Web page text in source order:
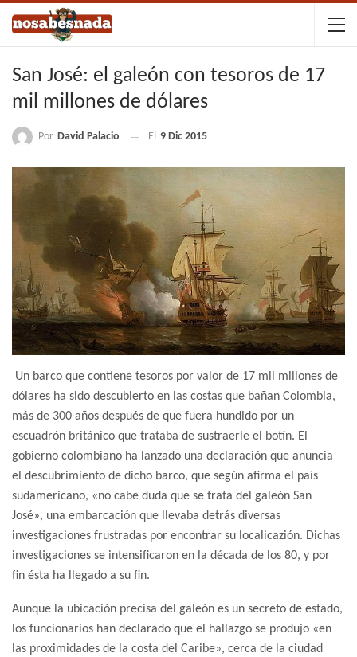
San José: el galeón con tesoros de 17
mil millones de dólares
Por David Palacio El 9 Dic 2015
Un barco que contiene tesoros por valor de 17 mil millones de
dólares ha sido descubierto en las costas que bañan Colombia,
más de 300 años después de que fuera hundido por un
escuadrón británico que trataba de sustraerle el botín. El
gobierno colombiano ha lanzado una declaración que anuncia
el descubrimiento de dicho barco, que según afirma el país
sudamericano, «no cabe duda que se trata del galeón San
José», una embarcación que llevaba detrás diversas
investigaciones frustradas por encontrar su localicazión. Dichas
investigaciones se intensificaron en la década de los 80, y por
fin ésta ha llegado a su fin.
Aunque la ubicación precisa del galeón es un secreto de estado,
los funcionarios han declarado que el hallazgo se produjo «en
las proximidades de la costa del Caribe», cerca de la ciudad